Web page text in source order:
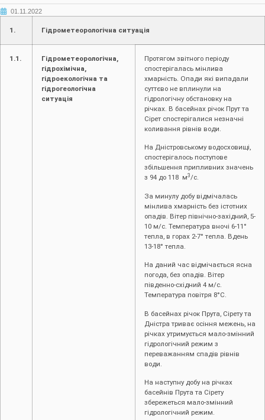
01.11.2022
1. Гідрометеорологічна ситуація
1.1.
Гідрометеорологічна,
гідрохімічна,
гідроекологічна та
гідрогеологічна
ситуація
Протягом звітного періоду
спостерігалась мінлива
хмарність. Опади які випадали
суттєво не вплинули на
гідрологічну обстановку на
річках. В басейнах річок Прут та
Сірет спостерігалися незначні
коливання рівнів води.
На Дністровському водосховищі,
спостерігалось поступове
збільшення припливних значень
з 94 до 118 м3/с.
За минулу добу відмічалась
мінлива хмарність без істотних
опадів. Вітер північно-західний, 5-
10 м/с. Температура вночі 6-11°
тепла, в горах 2-7° тепла. Вдень
13-18° тепла.
На даний час відмічається ясна
погода, без опадів. Вітер
південно-східний 4 м/с.
Температура повітря 8°С.
В басейнах річок Прута, Сірету та
Дністра триває осіння межень, на
річках утримується мало-змінний
гідрологічний режим з
переважанням спадів рівнів
води.
На наступну добу на річках
басейнів Прута та Сірету
збережеться мало-змінний
гідрологічний режим.